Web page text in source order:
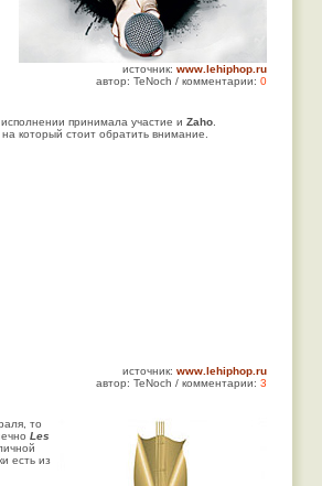
источник: www.lehiphop.ru
автор: TeNoch / комментарии: 0
исполнении принимала участие и Zaho
на который стоит обратить внимание.
источник: www.lehiphop.ru
автор: TeNoch / комментарии: 3
то
Les
есть из